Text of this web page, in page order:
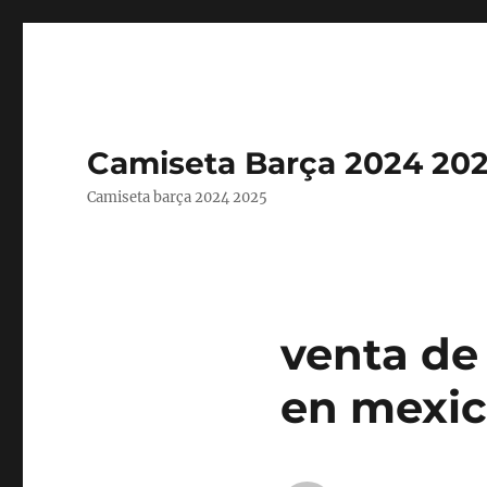
Camiseta Barça 2024
Camiseta barça 2024 2025
venta
en